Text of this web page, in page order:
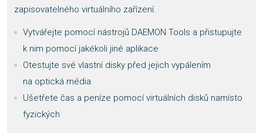
zapisovatelného virtuálního zařízení.
Vytvářejte pomocí nástrojů DAEMON Tools a přistupujte
k nim pomocí jakékoli jiné aplikace
Otestujte své vlastní disky před jejich vypálením
na optická média
Ušetřete čas a peníze pomocí virtuálních disků namísto
fyzických